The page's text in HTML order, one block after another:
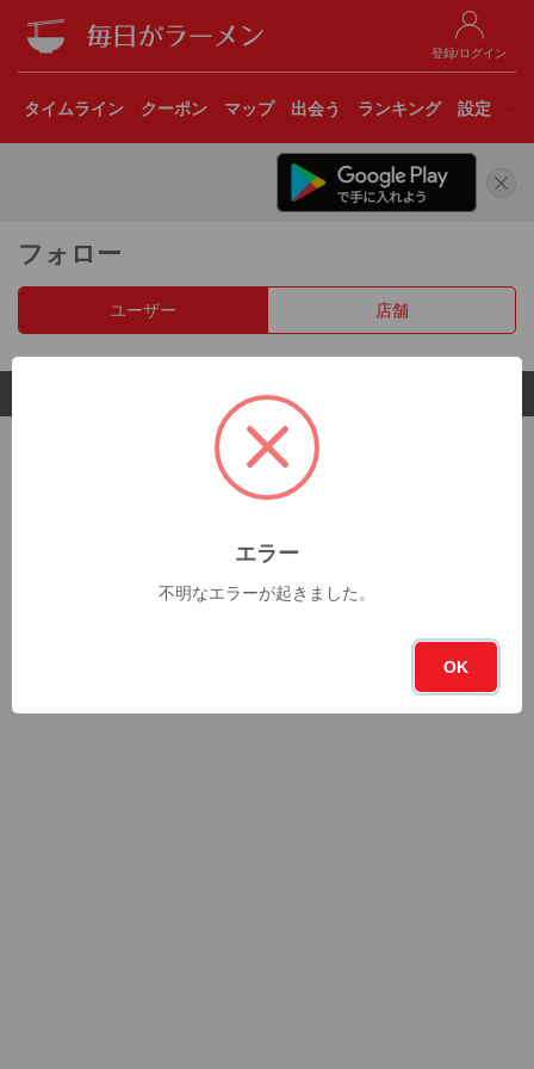
登録/ログイン
タイムライン クーポン マップ 出会う ランキング 設定
フォロー
ユーザー 店舗
© 2017 Clear Inc.
エラー
不明なエラーが起きました。
OK